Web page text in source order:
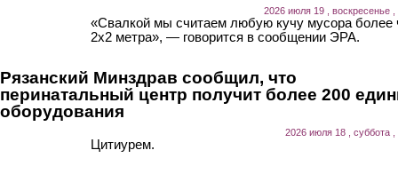
2026 июля 19 , воскресенье ,
«Свалкой мы считаем любую кучу мусора более
2х2 метра», — говорится в сообщении ЭРА.
Рязанский Минздрав сообщил, что
перинатальный центр получит более 200
оборудования
2026 июля 18 , суббота ,
Цитиурем.